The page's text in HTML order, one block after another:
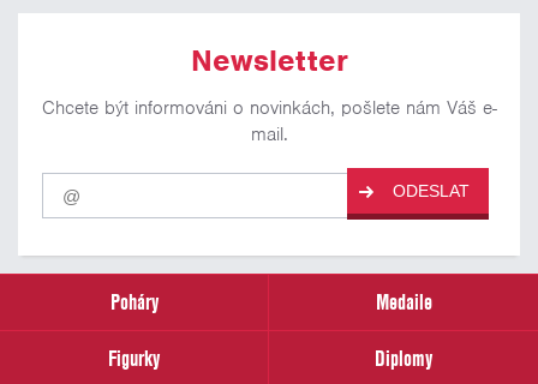
Newsletter
Chcete být informováni o novinkách, pošlete nám Váš e-
mail.
Pro
odběr
našich
email
ODESLAT
Poháry
Medaile
Figurky
Diplomy